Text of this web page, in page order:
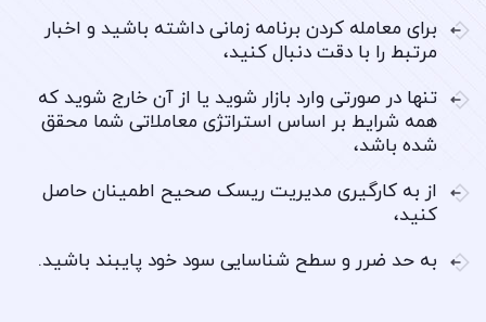
برای معامله کردن برنامه زمانی داشته باشید و اخبار
مرتبط را با دقت دنبال کنید،
تنها در صورتی وارد بازار شوید یا از آن خارج شوید که
همه شرایط بر اساس استراتژی معاملاتی شما محقق
شده باشد،
از به کارگیری مدیریت ریسک صحیح اطمینان حاصل
کنید،
به حد ضرر و سطح شناسایی سود خود پایبند باشید.